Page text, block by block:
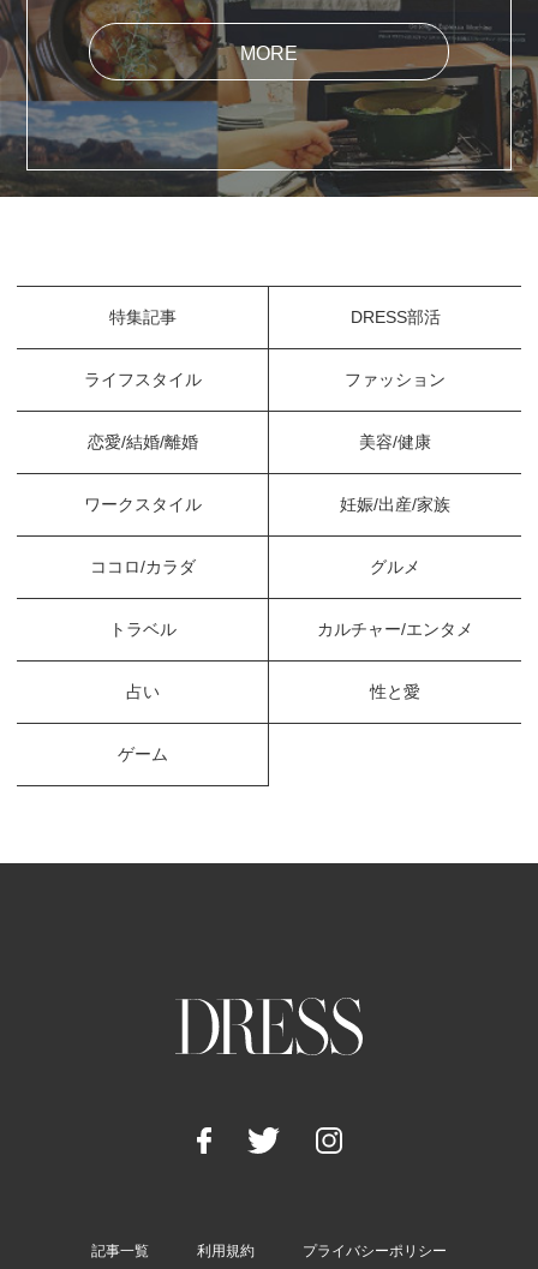
MORE
特集記事 DRESS部活
ライフスタイル ファッション
恋愛/結婚/離婚 美容/健康
ワークスタイル 妊娠/出産/家族
ココロ/カラダ グルメ
トラベル カルチャー/エンタメ
占い 性と愛
ゲーム
記事一覧 利用規約 プライバシーポリシー